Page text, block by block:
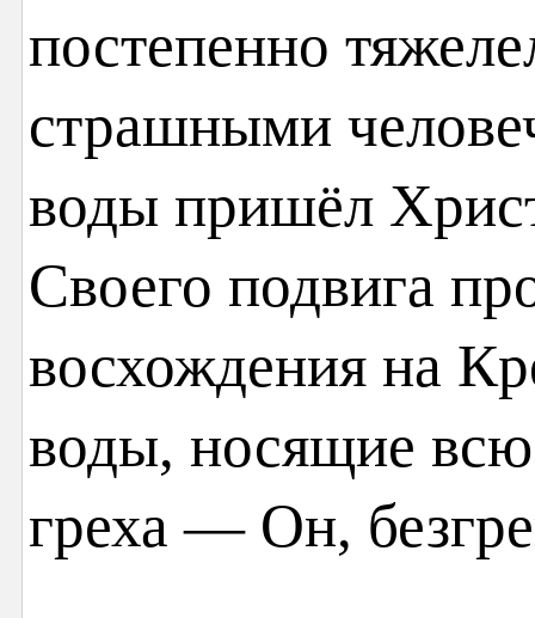
постепенно
страшными
воды пришёл
Своего подвига
восхождения на
воды, носящие всю
греха — Он,